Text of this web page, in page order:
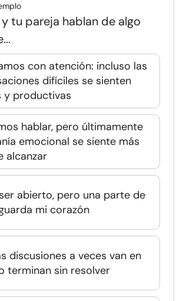
tu pareja hablan de algo
con atención: incluso las
difíciles se sienten
y productivas
hablar, pero últimamente
emocional se siente más
alcanzar
abierto, pero una parte de
mi corazón
discusiones a veces van en
terminan sin resolver